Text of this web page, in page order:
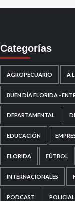
Categorías
AGROPECUARIO A
BUEN DÍA FLORIDA -
DEPARTAMENTAL
EDUCACIÓN
FLORIDA FÚTBOL
INTERNACIONALES
PODCAST